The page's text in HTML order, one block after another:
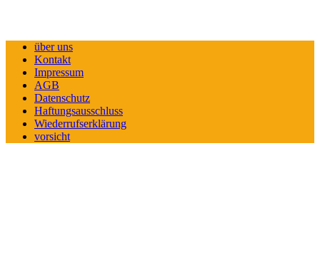
über uns
Kontakt
Impressum
AGB
Datenschutz
Haftungsausschluss
Wiederrufserklärung
vorsicht